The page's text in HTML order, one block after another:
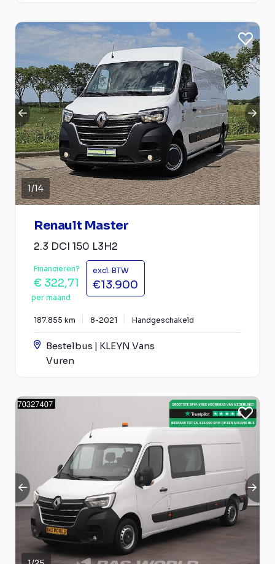
1/14
Renault Master
2.3 DCI 150 L3H2
Financieren?
€ 322,71
per maand
excl. BTW
€13.900
187.855 km 8-2021 Handgeschakeld
Bestelbus | KLEYN Vans
Vuren